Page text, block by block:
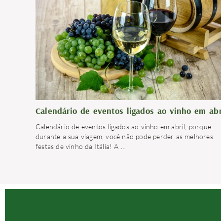
Calendário de eventos ligados ao vinho em
Calendário de eventos ligados ao vinho em abril, porque
durante a sua viagem, você não pode perder as melhores
festas de vinho da Itália! A